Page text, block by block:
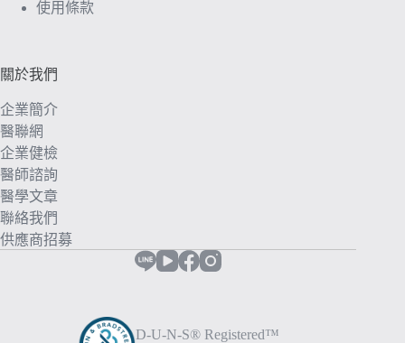
使用條款
關於我們
企業簡介
醫聯網
企業健檢
醫師諮詢
醫學文章
聯絡我們
供應商招募
D-U-N-S® Registered™